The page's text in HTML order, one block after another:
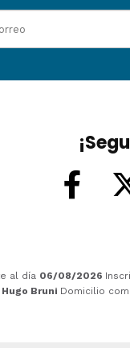
al día 06/08/2026
Bruni Domicilio